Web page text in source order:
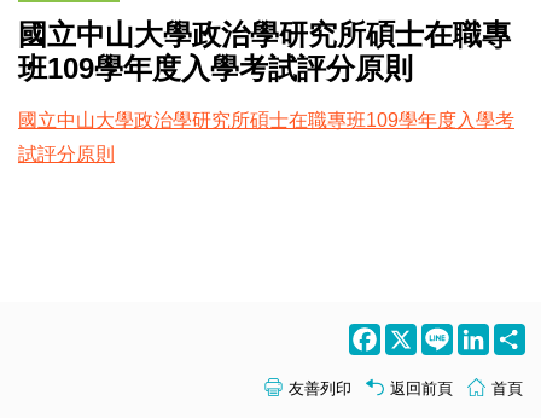
國立中山大學政治學研究所碩士在職專
班109學年度入學考試評分原則
國立中山大學政治學研究所碩士在職專班109學年度入學考
試評分原則
Facebook
X Line
友善列印 返回前頁 首頁